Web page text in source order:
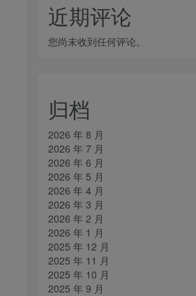
近期评论
您尚未收到任何评论。
归档
2026 年 8 月
2026 年 7 月
2026 年 6 月
2026 年 5 月
2026 年 4 月
2026 年 3 月
2026 年 2 月
2026 年 1 月
2025 年 12 月
2025 年 11 月
2025 年 10 月
2025 年 9 月